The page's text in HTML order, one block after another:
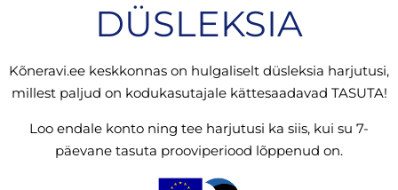
DÜSLEKSIA
Kõneravi.ee keskkonnas on hulgaliselt düsleksia harjutusi,
millest paljud on kodukasutajale kättesaadavad TASUTA!
Loo endale konto ning tee harjutusi ka siis, kui su 7-
päevane tasuta prooviperiood lõppenud on.